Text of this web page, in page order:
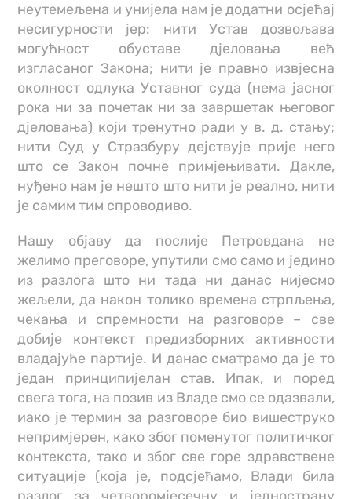
неутемељена и унијела нам је додатни осјећај
несигурности јер: нити Устав дозвољава
могућност обуставе дјеловања већ
изгласаног Закона; нити је правно извјесна
околност одлука Уставног суда (нема јасног
рока ни за почетак ни за завршетак његовог
дјеловања) који тренутно ради у в. д. стању;
нити Суд у Стразбуру дејствује прије него
што се Закон почне примјењивати. Дакле,
нуђено нам је нешто што нити је реално, нити
је самим тим спроводиво.
Нашу објаву да послије Петровдана не
желимо преговоре, упутили смо само и једино
из разлога што ни тада ни данас нијесмо
жељели, да након толико времена стрпљења,
чекања и спремности на разговоре – све
добије контекст предизборних активности
владајуће партије. И данас сматрамо да је то
један принципијелан став. Ипак, и поред
свега тога, на позив из Владе смо се одазвали,
иако је термин за разговоре био вишеструко
непримјерен, како због поменутог политичког
контекста, тако и због све горе здравствене
ситуације (која је, подсјећамо, Влади била